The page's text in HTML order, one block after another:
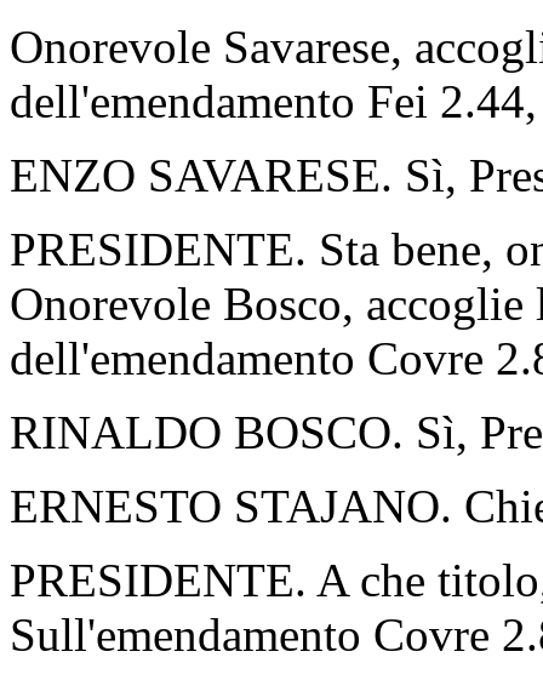
Onorevole Savarese,
dell'emendamento Fei
ENZO SAVARESE. Sì,
PRESIDENTE. Sta bene,
Onorevole Bosco,
dell'emendamento Covre
RINALDO BOSCO. Sì,
ERNESTO STAJANO.
PRESIDENTE. A che
Sull'emendamento Covre